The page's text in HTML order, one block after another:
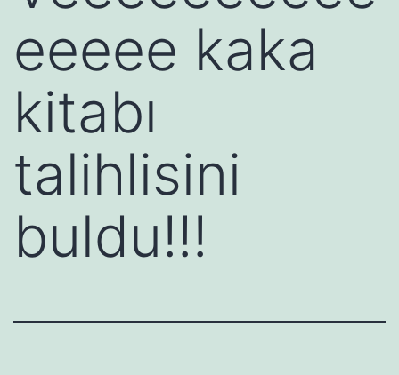
eeeee kaka
kitabı
talihlisini
buldu!!!